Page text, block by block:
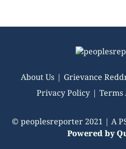
About Us
Grievance
Privacy Policy
Terms
© peoplesreporter 2021 | A
Powered by